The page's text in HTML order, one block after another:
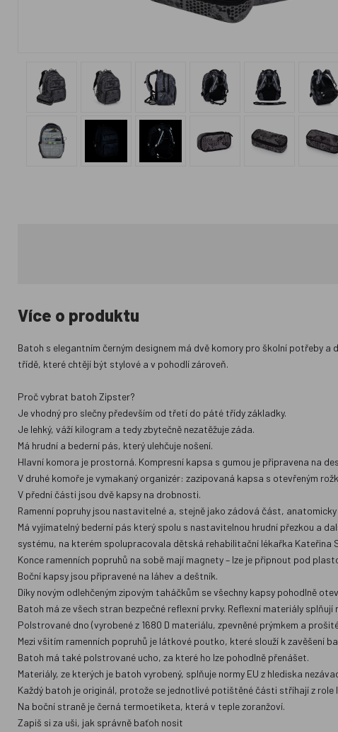
Více o produktu
Batoh s elegantním černým designem má dvě komory pro školní potřeby a
třídě, které chtějí být stylové a v pohodlí zároveň.
Proč vybrat batoh Zipster?
Je vhodný pro slečny především od třetí do páté třídy základky.
Je lehký, váží kilogram a tedy zbytečně nezatěžuje záda.
Má hrudní a bederní pás, který ulehčuje nošení.
Hlavní komora je prostorná. Kompresní kapsa s gumou je připravena na
V druhé komoře je vymakaný organizér: zazipovaná kapsa s otevřeným
V přední části jsou dvě kapsy na drobnosti.
Ramenní popruhy jsou nastavitelné a, stejně jako zádová část,
Má vyjímatelný bederní pás který spolu s nastavitelnou hrudní přezkou a
systému, na kterém spolupracovala dětská rehabilitační lékařka
Konce ramenních popruhů na sobě mají magnety – lze je připnout pod
Boční kapsy jsou připravené na láhev a deštník.
Díky novým odlehčeným zipovým taháčkům se všechny kapsy pohodlně
Batoh má ze všech stran bezpečné reflexní prvky. Reflexní materiály splňují
Polstrované dno (vyrobené z 1680 D materiálu, zpevněné prýmkem a
Mezi všitím ramenních popruhů je látkové poutko, které slouží k zavěšení
Batoh má také polstrované ucho, za které ho lze pohodlně přenášet.
Materiály, ze kterých je batoh vyrobený, splňuje normy EU z hlediska
Každý batoh je originál, protože se jednotlivé potištěné části stříhají z
Na boční straně je černá termoetiketa, která v teple zoranžoví.
Zapiš si za uši, jak správně baťoh nosit